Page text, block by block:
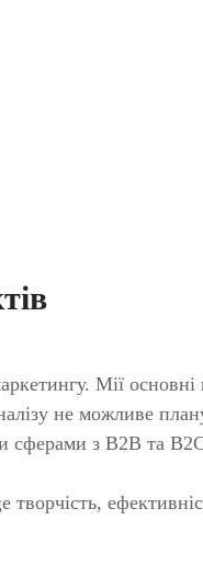
Мії
не можливе
з B2B та